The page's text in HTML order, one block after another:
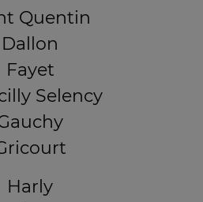
Quentin
Dallon
Fayet
Selency
Harly